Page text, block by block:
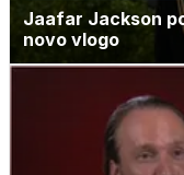
Jaafar Jackson
novo vlogo